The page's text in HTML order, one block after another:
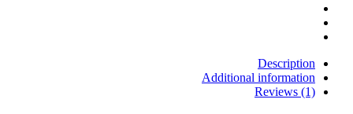
Description
Additional information
Reviews (1)